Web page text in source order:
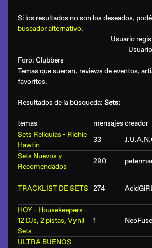
Si los resultados no son los deseados,
buscador alternativo.
Usuario
Foro: Clubbers
Temas que suenan, reviews de eventos,
favoritos.
Resultados de la búsqueda: Sets:
temas mensajes creador
Sets Reliquias - Richie
Hawtin
33
Sets Nuevos y
Recomendados
290
TRACKLIST DE SETS 274
HOY - Housekeepers -
12 DJs, 2 pistas, Vynil
Sets
1
ULTRA BUENOS